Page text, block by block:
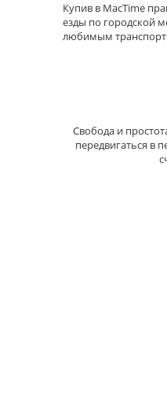
Купив в MacTime
езды по городской
любимым
Свобода и
передвигаться в